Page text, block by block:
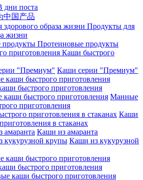
дни поста
中国产品
Продукты для
жизни
Протеиновые продукты
Каши быстрого
Каши серии "Премиум"
быстрого приготовления
Манные
приготовления
Каши
в стаканах
Каши из амаранта
Каши из кукурузной
быстрого приготовления